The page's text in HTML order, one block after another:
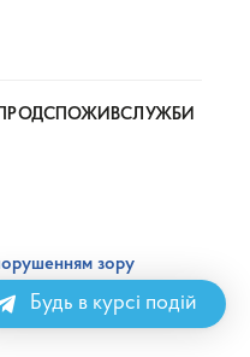
зору
Будь в курсі подій